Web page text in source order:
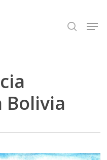
search
Bolivia
Close